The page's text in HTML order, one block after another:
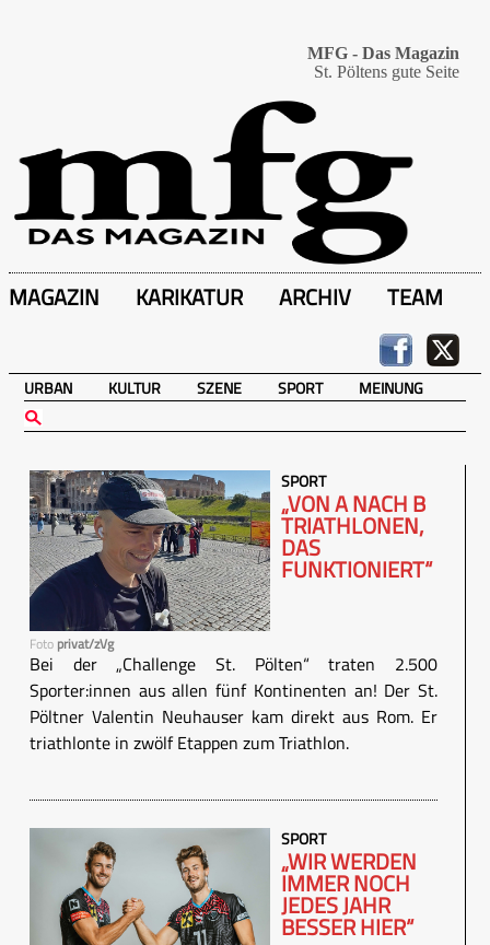
MFG - Das Magazin
St. Pöltens gute Seite
MAGAZIN KARIKATUR ARCHIV TEAM
URBAN KULTUR SZENE SPORT MEINUNG
Foto privat/zVg
SPORT
„VON A NACH B
TRIATHLONEN,
DAS
FUNKTIONIERT“
Bei der „Challenge St. Pölten“ traten 2.500
Sporter:innen aus allen fünf Kontinenten an! Der St.
Pöltner Valentin Neuhauser kam direkt aus Rom. Er
triathlonte in zwölf Etappen zum Triathlon.
SPORT
„WIR WERDEN
IMMER NOCH
JEDES JAHR
BESSER HIER“